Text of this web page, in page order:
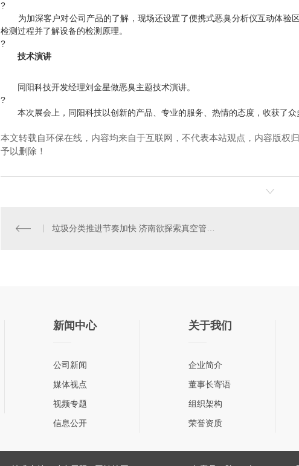
?
为加深客户对公司产品的了解，现场还设置了便携式恶臭分析仪互动体验
检测过程并了解设备的检测原理。
?
技术演讲
同阳科技开发经理刘金星做恶臭主题技术演讲。
?
本次展会上，同阳科技以创新的产品、专业的服务、热情的态度，收获了众
本文转载自环保在线，内容均来自于互联网，不代表本站观点，内容版权
予以删除！
垃圾分类推进节奏加快 济南欲探索真空管道式收集系统建设
新闻中心
公司新闻
媒体视点
视频专题
信息公开
关于我们
企业简介
董事长寄语
组织架构
荣誉资质